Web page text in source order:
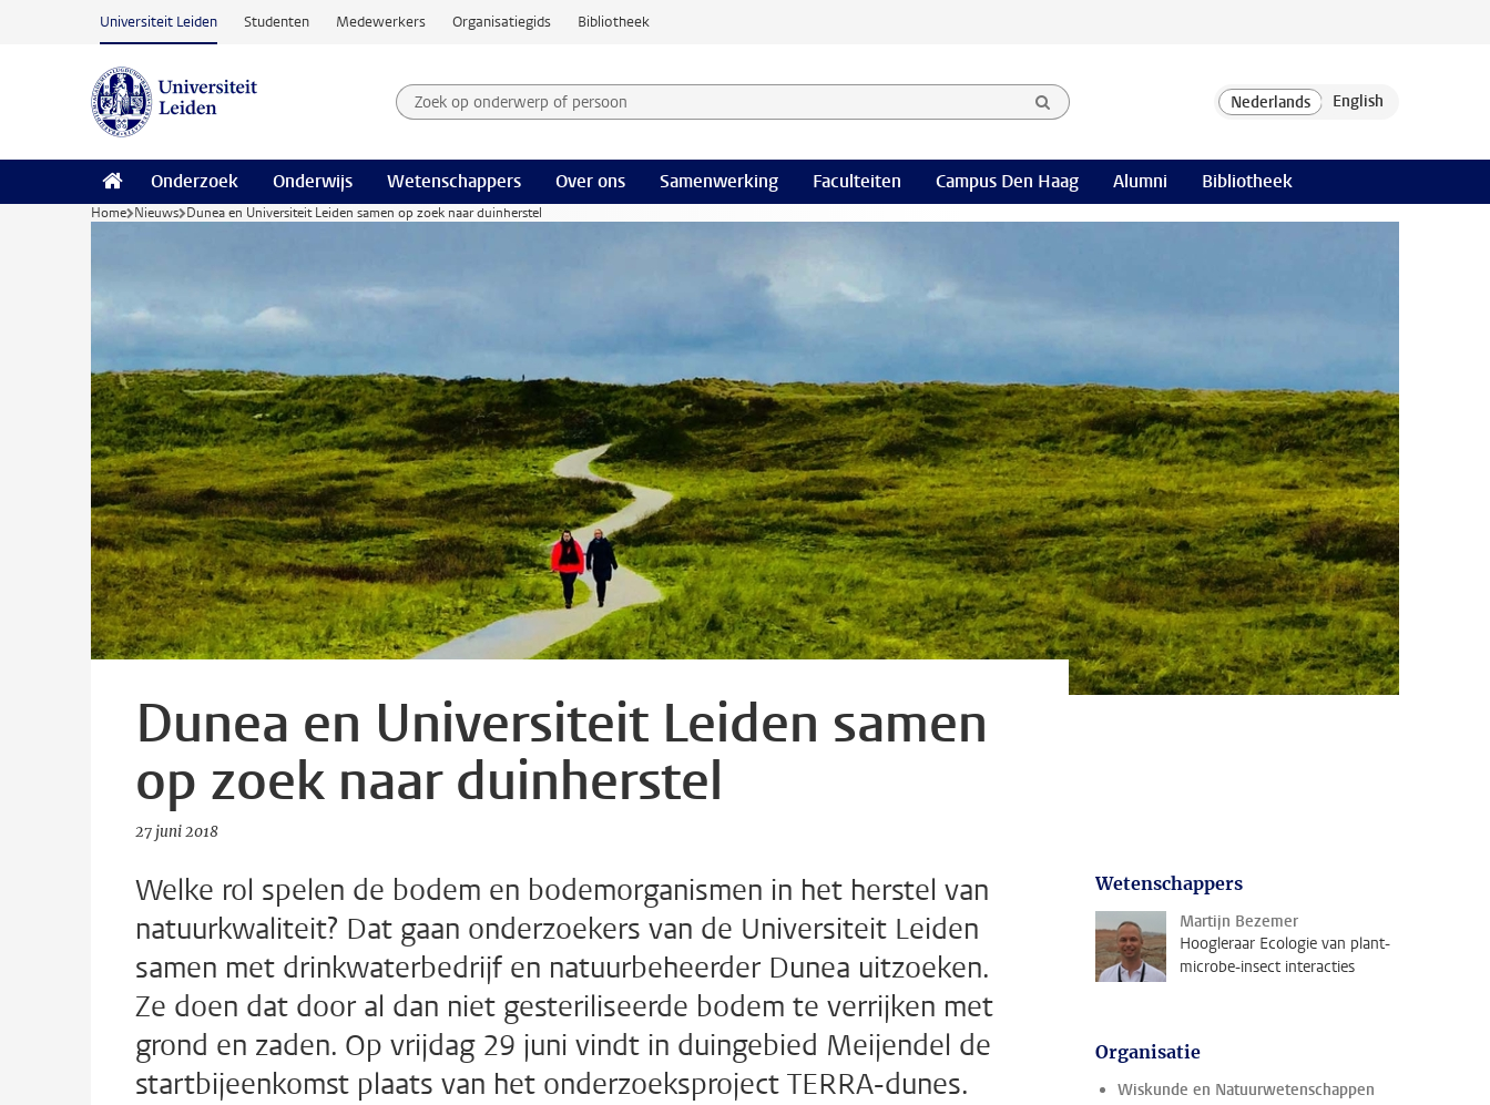
Ga naar hoofdinhoud
Universiteit Leiden Studenten Medewerkers Organisatiegids Bibliotheek
Zoek op onderwerp of persoon en selecteer categorie
Zoekterm
Onderzoek Onderwijs Wetenschappers Over ons Samenwerking Faculteiten Campus Den Haag Alumni Bibliotheek
Home Nieuws Dunea en Universiteit Leiden samen op zoek naar duinherstel
Dunea en Universiteit Leiden samen
op zoek naar duinherstel
27 juni 2018
Welke rol spelen de bodem en bodemorganismen in het herstel van
natuurkwaliteit? Dat gaan onderzoekers van de Universiteit Leiden
samen met drinkwaterbedrijf en natuurbeheerder Dunea uitzoeken.
Ze doen dat door al dan niet gesteriliseerde bodem te verrijken met
grond en zaden. Op vrijdag 29 juni vindt in duingebied Meijendel de
startbijeenkomst plaats van het onderzoeksproject TERRA-dunes.
Wetenschappers
Martijn Bezemer
Hoogleraar Ecologie van plant-
microbe-insect interacties
Organisatie
Wiskunde en Natuurwetenschappen